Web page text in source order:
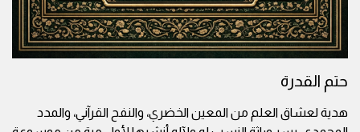
حتم القدرة
هدية لعشاق العلم من المعين الخضري، والنفح القرآني، والمدد